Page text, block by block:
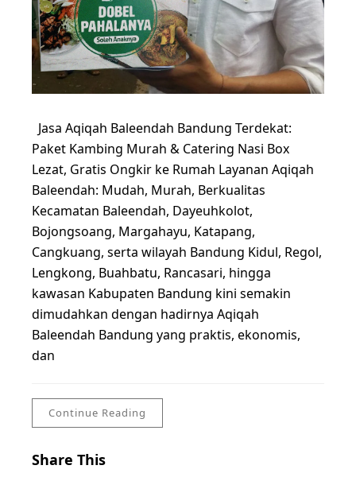
Jasa Aqiqah Baleendah Bandung Terdekat:
Paket Kambing Murah & Catering Nasi Box
Lezat, Gratis Ongkir ke Rumah Layanan Aqiqah
Baleendah: Mudah, Murah, Berkualitas
Kecamatan Baleendah, Dayeuhkolot,
Bojongsoang, Margahayu, Katapang,
Cangkuang, serta wilayah Bandung Kidul, Regol,
Lengkong, Buahbatu, Rancasari, hingga
kawasan Kabupaten Bandung kini semakin
dimudahkan dengan hadirnya Aqiqah
Baleendah Bandung yang praktis, ekonomis,
dan
Continue Reading
Share This